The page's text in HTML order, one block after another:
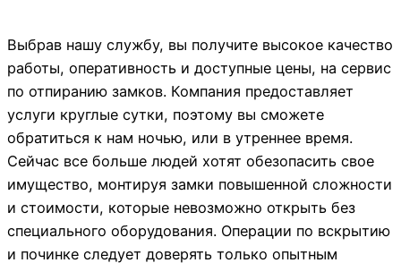
Выбрав нашу службу, вы получите высокое качество
работы, оперативность и доступные цены, на сервис
по отпиранию замков. Компания предоставляет
услуги круглые сутки, поэтому вы сможете
обратиться к нам ночью, или в утреннее время.
Сейчас все больше людей хотят обезопасить свое
имущество, монтируя замки повышенной сложности
и стоимости, которые невозможно открыть без
специального оборудования. Операции по вскрытию
и починке следует доверять только опытным